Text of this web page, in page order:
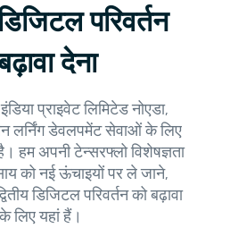
परिवर्तन
देना
प्राइवेट लिमिटेड नोएडा,
लर्निंग डेवलपमेंट सेवाओं के लिए
हम अपनी टेन्सरफ्लो विशेषज्ञता
को नई ऊंचाइयों पर ले जाने,
डिजिटल परिवर्तन को बढ़ावा
लिए यहां हैं।